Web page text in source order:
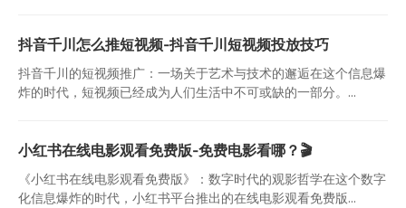
抖音千川怎么推短视频-抖音千川短视频投放技巧
抖音千川的短视频推广：一场关于艺术与技术的邂逅在这个信息爆
炸的时代，短视频已经成为人们生活中不可或缺的一部分。...
小红书在线电影观看免费版-免费电影看哪？🎬
《小红书在线电影观看免费版》：数字时代的观影哲学在这个数字
化信息爆炸的时代，小红书平台推出的在线电影观看免费版...